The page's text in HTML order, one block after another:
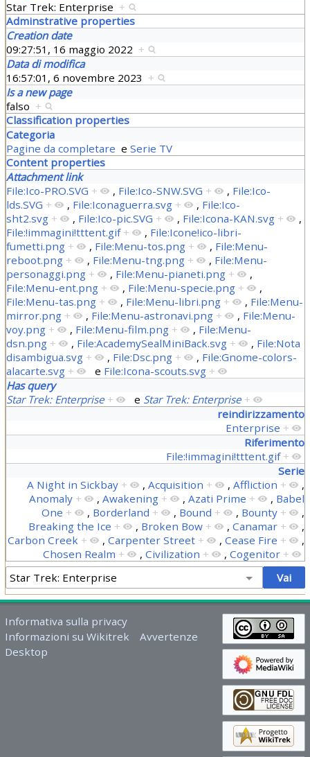
Star Trek: Enterprise +
Adminstrative properties
Creation date
09:27:51, 16 maggio 2022 +
Data di modifica
16:57:01, 6 novembre 2023 +
Is a new page
falso +
Classification properties
Categoria
Pagine da completare e Serie TV
Content properties
Attachment link
File:Ico-PRO.SVG + , File:Ico-SNW.SVG + , File:Ico-
lds.SVG + , File:Iconaguerra.svg + , File:Ico-
sht2.svg + , File:Ico-pic.SVG + , File:Icona-KAN.svg +
,
File:!immagini!tttent.gif + , File:Icone!ico-libri-
fumetti.png + , File:Menu-tos.png + , File:Menu-
reboot.png + , File:Menu-tng.png + , File:Menu-
personaggi.png + , File:Menu-pianeti.png +
,
File:Menu-ent.png + , File:Menu-specie.png +
,
File:Menu-tas.png + , File:Menu-libri.png + , File:Menu-
mirror.png + , File:Menu-astronavi.png + , File:Menu-
voy.png + , File:Menu-film.png + , File:Menu-
dsn.png + , File:AcademySealMiniBack.svg + , File:Nota
disambigua.svg + , File:Dsc.png + , File:Gnome-colors-
alacarte.svg + e File:Icona-scouts.svg +
Has query
Star Trek: Enterprise + e Star Trek: Enterprise +
reindirizzamento
Enterprise +
Riferimento
File:!immagini!tttent.gif +
Serie
A Night in Sickbay + ,Acquisition + ,Affliction +
,
Anomaly + ,Awakening + ,Azati Prime + , Babel
One + , Borderland + , Bound + , Bounty +
,
Breaking the Ice + , Broken Bow + ,Canamar +
,
Carbon Creek + ,Carpenter Street + ,Cease Fire +
,
Chosen Realm + ,Civilization + ,Cogenitor +
Informativa sulla privacy
Informazioni su Wikitrek
Avvertenze
Desktop